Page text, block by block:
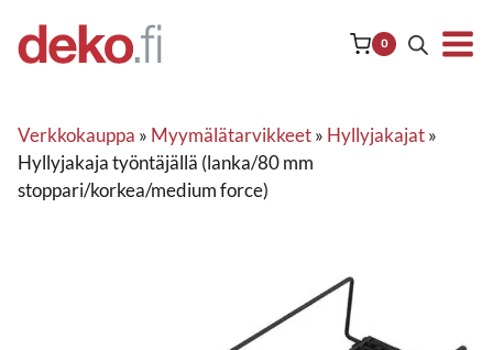
sisältöön
0
Verkkokauppa » Myymälätarvikkeet» Hyllyjakajat»
Hyllyjakaja työntäjällä (lanka/80 mm
stoppari/korkea/medium force)